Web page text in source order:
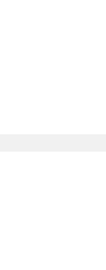
w wieliczce
w Wieliczce